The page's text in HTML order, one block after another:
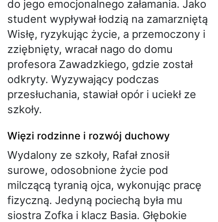
do jego emocjonalnego załamania. Jako
student wypływał łodzią na zamarzniętą
Wisłę, ryzykując życie, a przemoczony i
zziębnięty, wracał nago do domu
profesora Zawadzkiego, gdzie został
odkryty. Wyzywający podczas
przesłuchania, stawiał opór i uciekł ze
szkoły.
Więzi rodzinne i rozwój duchowy
Wydalony ze szkoły, Rafał znosił
surowe, odosobnione życie pod
milczącą tyranią ojca, wykonując pracę
fizyczną. Jedyną pociechą była mu
siostra Zofka i klacz Basia. Głębokie